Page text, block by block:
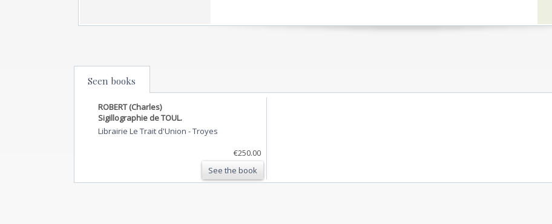
Seen books
ROBERT (Charles)
Sigillographie de TOUL.
Librairie Le Trait d'Union -Troyes
€250.00
See the book